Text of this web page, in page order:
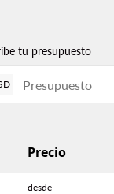
tu presupuesto
Precio
desde